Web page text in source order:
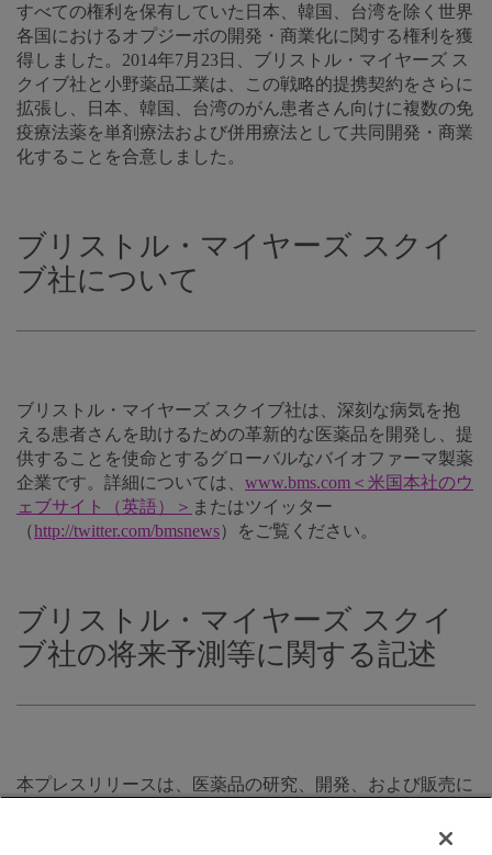
すべての権利を保有していた日本、韓国、台湾を除く世界
各国におけるオプジーボの開発・商業化に関する権利を獲
得しました。2014年7月23日、ブリストル・マイヤーズ ス
クイブ社と小野薬品工業は、この戦略的提携契約をさらに
拡張し、日本、韓国、台湾のがん患者さん向けに複数の免
疫療法薬を単剤療法および併用療法として共同開発・商業
化することを合意しました。
ブリストル・マイヤーズ スクイ
ブ社について
ブリストル・マイヤーズ スクイブ社は、深刻な病気を抱
える患者さんを助けるための革新的な医薬品を開発し、提
供することを使命とするグローバルなバイオファーマ製薬
企業です。詳細については、 www.bms.com＜米国本社のウ
ェブサイト（英語）＞ またはツイッター
（http://twitter.com/bmsnews）をご覧ください。
ブリストル・マイヤーズ スクイ
ブ社の将来予測等に関する記述
本プレスリリースは、医薬品の研究、開発、および販売に
まれる「将来予測に関する記述」を含んでいます。そうし